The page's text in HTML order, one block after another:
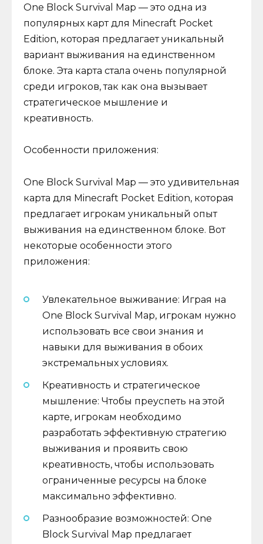
One Block Survival Map — это одна из
популярных карт для Minecraft Pocket
Edition, которая предлагает уникальный
вариант выживания на единственном
блоке. Эта карта стала очень популярной
среди игроков, так как она вызывает
стратегическое мышление и
креативность.
Особенности приложения:
One Block Survival Map — это удивительная
карта для Minecraft Pocket Edition, которая
предлагает игрокам уникальный опыт
выживания на единственном блоке. Вот
некоторые особенности этого
приложения:
Увлекательное выживание: Играя на
One Block Survival Map, игрокам нужно
использовать все свои знания и
навыки для выживания в обоих
экстремальных условиях.
Креативность и стратегическое
мышление: Чтобы преуспеть на этой
карте, игрокам необходимо
разработать эффективную стратегию
выживания и проявить свою
креативность, чтобы использовать
ограниченные ресурсы на блоке
максимально эффективно.
Разнообразие возможностей: One
Block Survival Map предлагает